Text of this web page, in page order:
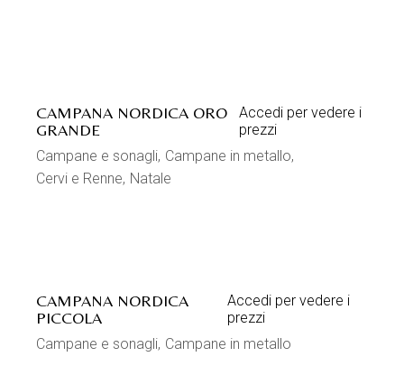
CAMPANA NORDICA ORO
GRANDE
Accedi per vedere i
prezzi
Campane e sonagli Campane in metallo
Cervi e Renne Natale
CAMPANA NORDICA
PICCOLA
Accedi per vedere i
prezzi
Campane e sonagli Campane in metallo